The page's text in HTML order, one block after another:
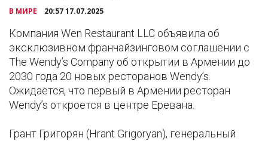
В МИРЕ 20:57 17.07.2025
Компания Wen Restaurant LLC объявила об
эксклюзивном франчайзинговом соглашении с
The Wendy’s Company об открытии в Армении до
2030 года 20 новых ресторанов Wendy’s.
Ожидается, что первый в Армении ресторан
Wendy’s откроется в центре Еревана.
Грант Григорян (Hrant Grigoryan), генеральный